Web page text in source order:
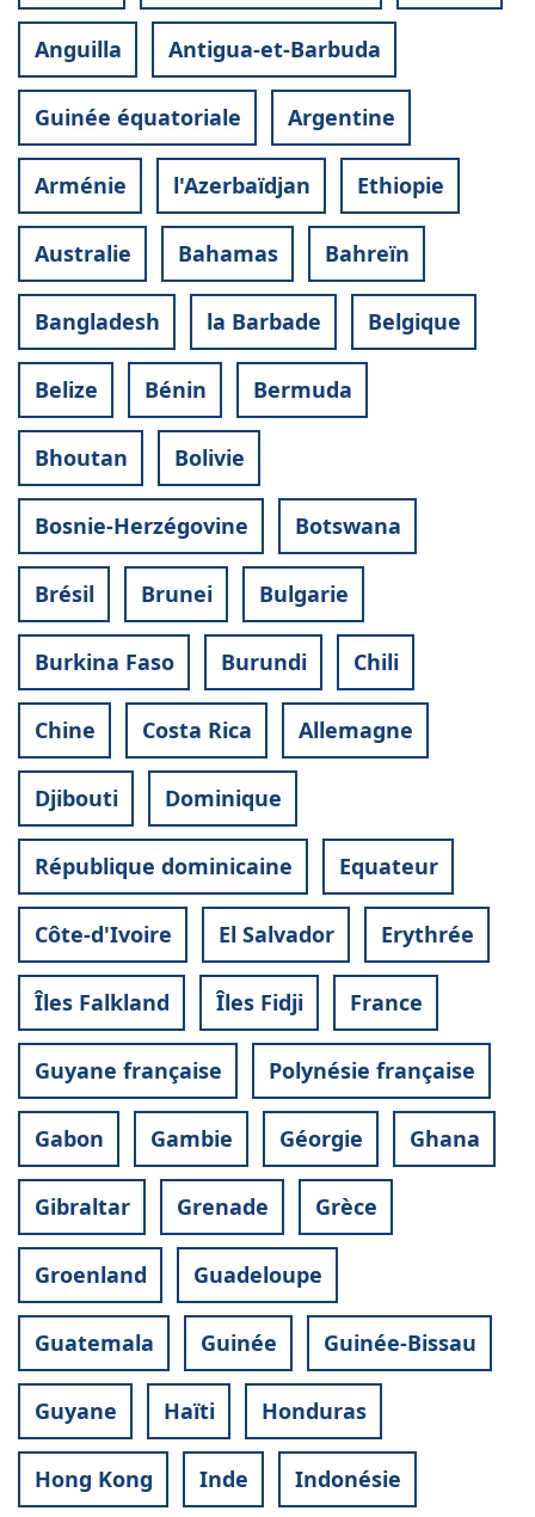
Anguilla Antigua-et-Barbuda
Guinée équatoriale Argentine
Arménie l'Azerbaïdjan Ethiopie
Australie Bahamas Bahreïn
Bangladesh la Barbade Belgique
Belize Bénin Bermuda
Bhoutan Bolivie
Bosnie-Herzégovine Botswana
Brésil Brunei Bulgarie
Burkina Faso Burundi Chili
Chine Costa Rica Allemagne
Djibouti Dominique
République dominicaine Equateur
Côte-d'Ivoire El Salvador Erythrée
Îles Falkland Îles Fidji France
Guyane française Polynésie française
Gabon Gambie Géorgie Ghana
Gibraltar Grenade Grèce
Groenland Guadeloupe
Guatemala Guinée Guinée-Bissau
Guyane Haïti Honduras
Hong Kong Inde Indonésie